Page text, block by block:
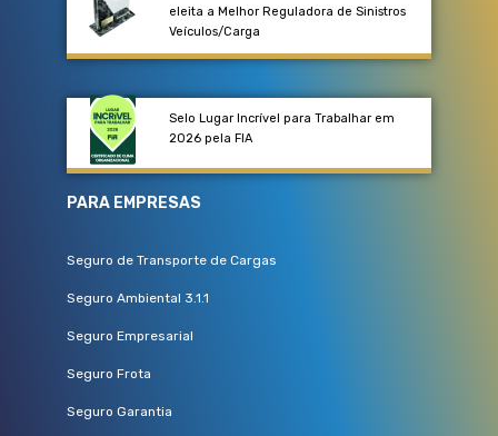
eleita a Melhor Reguladora de Sinistros
Veículos/Carga​
Selo Lugar Incrível para Trabalhar em
2026 pela FIA
PARA EMPRESAS
Seguro de Transporte de Cargas
Seguro Ambiental 3.1.1
Seguro Empresarial
Seguro Frota
Seguro Garantia